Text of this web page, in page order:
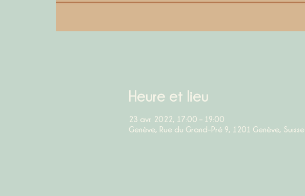
Heure et lieu
23 avr. 2022, 17:00 – 19:00
Genève, Rue du Grand-Pré 9, 1201 Genève, Suisse